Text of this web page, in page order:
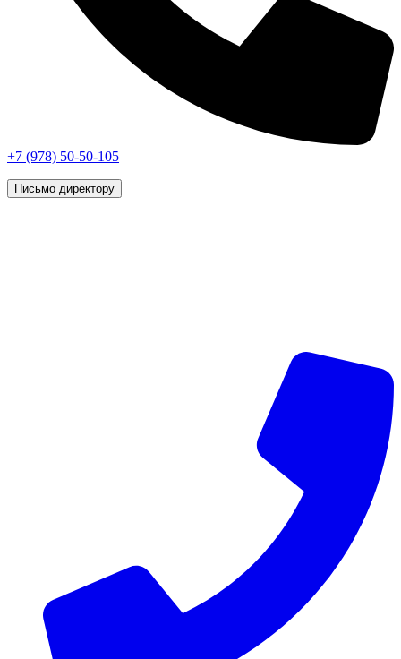
+7 (978) 50-50-105
Письмо директору